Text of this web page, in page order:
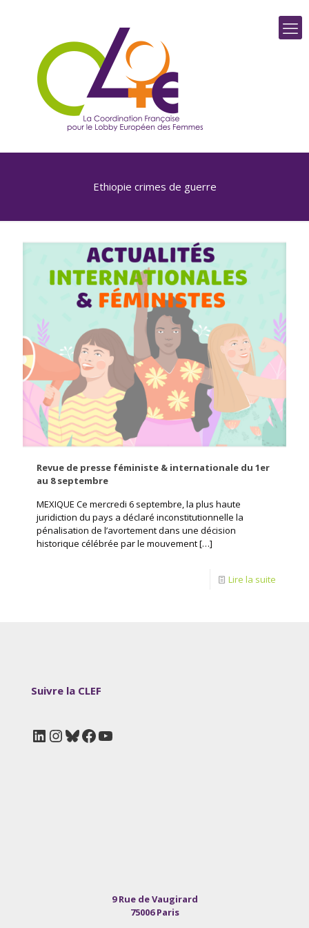
Ethiopie crimes de guerre
Revue de presse féministe & internationale du 1er
au 8 septembre
MEXIQUE Ce mercredi 6 septembre, la plus haute
juridiction du pays a déclaré inconstitutionnelle la
pénalisation de l’avortement dans une décision
historique célébrée par le mouvement[…]
Lire la suite
Suivre la CLEF
LinkedIn
Instagram
Bluesky
Facebook
YouTube
9 Rue de Vaugirard
75006 Paris